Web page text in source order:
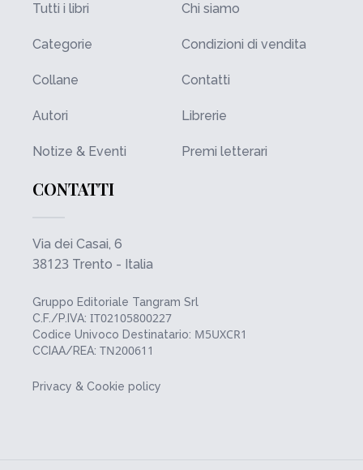
Tutti i libri
Categorie
Collane
Autori
Notize & Eventi
Chi siamo
Condizioni di vendita
Contatti
Librerie
Premi letterari
CONTATTI
Via dei Casai, 6
38123 Trento - Italia
Gruppo Editoriale Tangram Srl
C.F./P.IVA: IT02105800227
Codice Univoco Destinatario: M5UXCR1
CCIAA/REA: TN200611
Privacy & Cookie policy